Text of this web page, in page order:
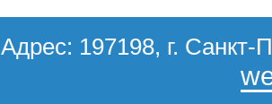
Адрес: 197198, г. Санкт-